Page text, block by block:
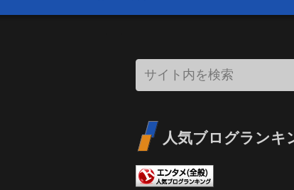
人気ブログランキ